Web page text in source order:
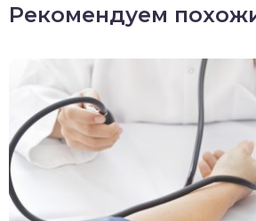
Рекомендуем